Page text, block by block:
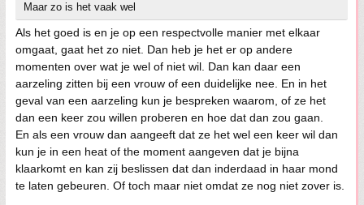
Maar zo is het vaak wel
Als het goed is en je op een respectvolle manier met elkaar
omgaat, gaat het zo niet. Dan heb je het er op andere
momenten over wat je wel of niet wil. Dan kan daar een
aarzeling zitten bij een vrouw of een duidelijke nee. En in het
geval van een aarzeling kun je bespreken waarom, of ze het
dan een keer zou willen proberen en hoe dat dan zou gaan.
En als een vrouw dan aangeeft dat ze het wel een keer wil dan
kun je in een heat of the moment aangeven dat je bijna
klaarkomt en kan zij beslissen dat dan inderdaad in haar mond
te laten gebeuren. Of toch maar niet omdat ze nog niet zover is.